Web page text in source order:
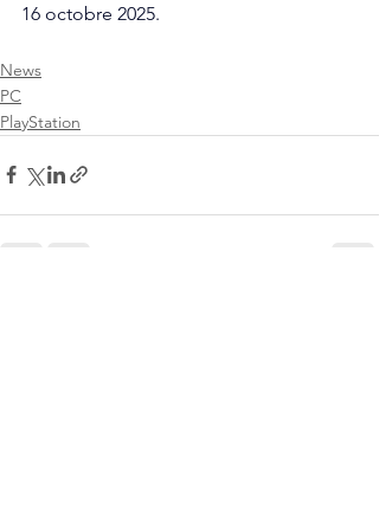
16 octobre 2025.
News
PC
PlayStation